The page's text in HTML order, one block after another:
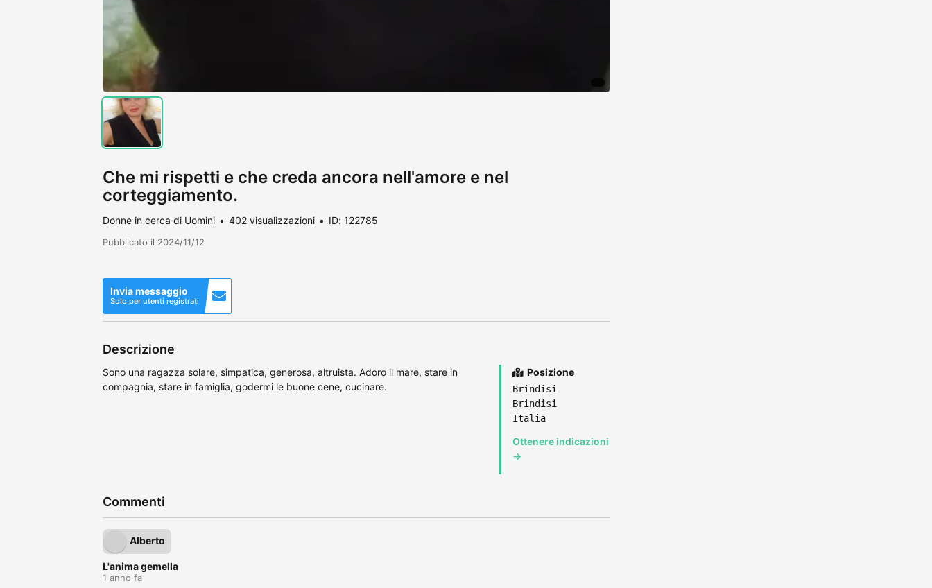
Che mi rispetti e che creda ancora nell'amore e nel
corteggiamento.
Donne in cerca di Uomini 402 visualizzazioni ID: 122785
Pubblicato il 2024/11/12
Invia messaggio
Solo per utenti registrati
Descrizione
Sono una ragazza solare, simpatica, generosa, altruista. Adoro il mare, stare in
compagnia, stare in famiglia, godermi le buone cene, cucinare.
Posizione
Brindisi
Brindisi
Italia
Ottenere indicazioni
→
Commenti
Alberto
L'anima gemella
1 anno fa